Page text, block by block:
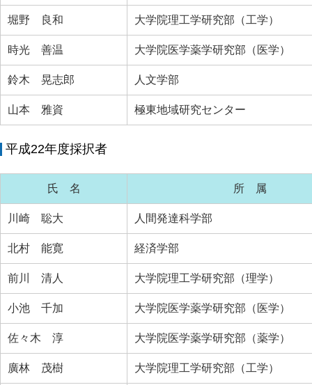
堀野 良和 大学院理工学研究部（工学）
時光 善温 大学院医学薬学研究部（医学）
鈴木 晃志郎 人文学部
山本 雅資 極東地域研究センター
平成22年度採択者
氏 名 所 属
川崎 聡大 人間発達科学部
北村 能寛 経済学部
前川 清人 大学院理工学研究部（理学）
小池 千加 大学院医学薬学研究部（医学）
佐々木 淳 大学院医学薬学研究部（薬学）
廣林 茂樹 大学院理工学研究部（工学）